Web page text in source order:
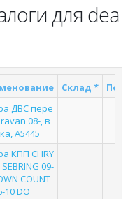
для dea
Склад *
ДВС пере
08-, в
A5445
КПП CHRY
SEBRING 09-
COUNT
10 DO